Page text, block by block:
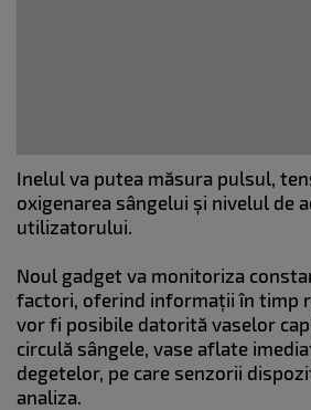
Inelul va putea măsura pulsul,
oxigenarea sângelui și nivelul de
utilizatorului.
Noul gadget va monitoriza
factori, oferind informații în timp
vor fi posibile datorită vaselor
circulă sângele, vase aflate
degetelor, pe care senzorii
analiza.